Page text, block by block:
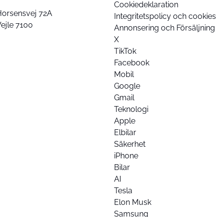
72A
7100
Cookiedeklaration
Integritetspolicy och cookies
Annonsering och Försäljning
X
TikTok
Facebook
Mobil
Google
Gmail
Teknologi
Apple
Elbilar
Säkerhet
iPhone
Bilar
AI
Tesla
Elon Musk
Samsung